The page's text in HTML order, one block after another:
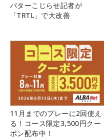
パターこじらせ記者が
「TRTL」で大改善
11月までのプレーに2回使え
る！コース限定3,500円クー
ポン配布中！